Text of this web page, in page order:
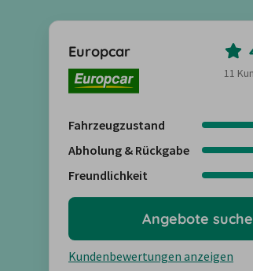
Europcar
11
Fahrzeugzustand
Abholung & Rückgabe
Freundlichkeit
Kundenbewertungen anzeigen
Angebote